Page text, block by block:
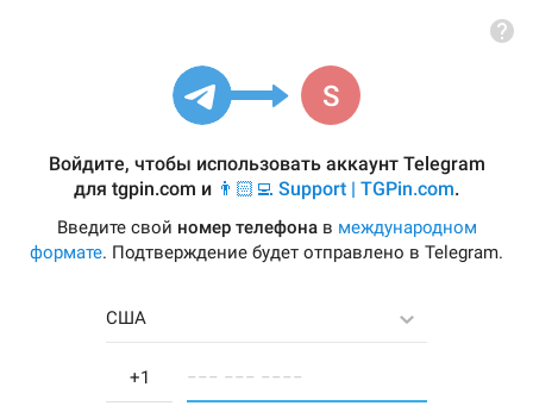
Войдите, чтобы использовать аккаунт Telegram
для tgpin.com и 👨🏻‍💻 Support | TGPin.com.
Введите свой номер телефонав международном
формате. Подтверждение будет отправлено в Telegram.
США
−−− −−− −−−−